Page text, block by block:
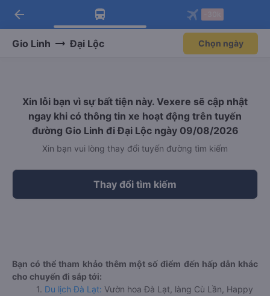
Tải app Vexere ngay!
Nhận ưu đãi thành viên độc
Mở app
Tải app Vexere
-30k/ghế khi đặt vé máy bay qua
Mở app
arrow_back
Gio Linh Đại Lộc Chọn ngày
Xin lỗi bạn vì sự bất tiện này. Vexere sẽ cập nhật
ngay khi có thông tin xe hoạt động trên tuyến
đường Gio Linh đi Đại Lộc ngày 09/08/2026
Xin bạn vui lòng thay đổi tuyến đường tìm kiếm
Thay đổi tìm kiếm
Bạn có thể tham khảo thêm một số điểm đến hấp dẫn khác
cho chuyến đi sắp tới:
1. Du lịch Đà Lạt: Vườn hoa Đà Lạt, làng Cù Lần, Happy